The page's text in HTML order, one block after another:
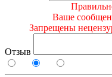
Ваше
Запрещены
Отзыв